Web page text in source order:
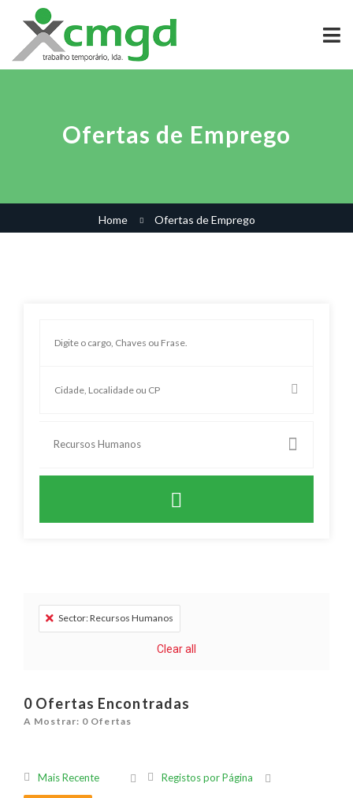
Ofertas de Emprego
Home Ofertas de Emprego
Recursos Humanos
Sector: Recursos Humanos
Clear all
0 Ofertas Encontradas
A Mostrar: 0 Ofertas
Mais Recente Registos por Página